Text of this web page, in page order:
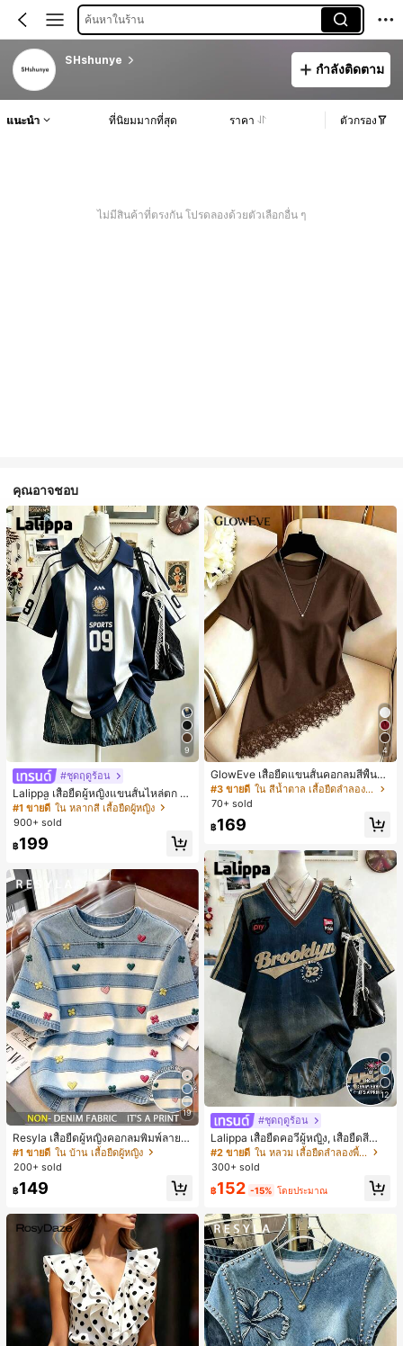
ค้นหาในร้าน
SHshunye
กำลังติดตาม
แนะนำ ที่นิยมมากที่สุด ราคา ตัวกรอง
ไม่มีสินค้าที่ตรงกัน โปรดลองด้วยตัวเลือกอื่น ๆ
คุณอาจชอบ
9
#ชุดฤดูร้อน
Lalippa เสื้อยืดผู้หญิงแขนสั้นไหล่ตก ค
อวีปกเสื้อ ลายพิมพ์ดิจิทัลลายทาง สไตล์
สปอร์ตแฟชั่นมินิมอล ของขวัญสำหรับเ
พื่อน
#1 ขายดี ใน หลากสี เสื้อยืดผู้หญิง
900+ sold
฿199
19
Resyla เสื้อยืดผู้หญิงคอกลมพิมพ์ลายด
อกไม้ 3D ลายพิมพ์
#1 ขายดี ใน บ้าน เสื้อยืดผู้หญิง
200+ sold
฿149
4
GlowEve เสื้อยืดแขนสั้นคอกลมสีพื้นลำ
ลองอเนกประสงค์สำหรับผู้หญิง
#3 ขายดี
ใน สีน้ำตาล เสื้อยืดลำลองพื้นฐาน
70+ sold
฿169
12
#ชุดฤดูร้อน
Lalippa เสื้อยืดคอวีผู้หญิง, เสื้อยืดสีน้ำเ
งินสไตล์มินิมอลเรโทร, เสื้อยืดผู้หญิงทร
งหลวมสบาย, พิมพ์ตัวอักษรและตัวเลข
ภาษาอังกฤษ, เสื้อสำหรับออกไปเที่ยวฤ
ดูร้อน, ลวดลายดีไซน์, ความรู้สึกพรีเมีย
ม, ลำลองอเนกประสงค์, สวมใส่ประจำวั
น, กลางแจ้ง, ช้อปปิ้ง, การเดินทาง, เสื้อ
ผ้ากลางแจ้ง
#2 ขายดี
ใน หลวม เสื้อยืดลำลองพื้นฐาน
300+ sold
฿152 -15% โดยประมาณ